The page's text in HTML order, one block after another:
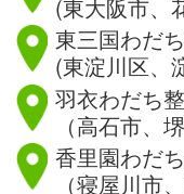
(東大阪市、
東三国わだ
(東淀川区、
羽衣わだち
（高石市、
香里園わだ
（寝屋川市